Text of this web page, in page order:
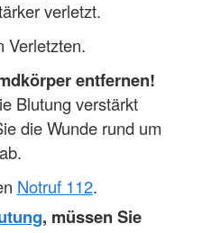
verletzt.
Verletzten.
entfernen!
Blutung verstärkt
die Wunde rund um
Notruf 112.
, müssen Sie